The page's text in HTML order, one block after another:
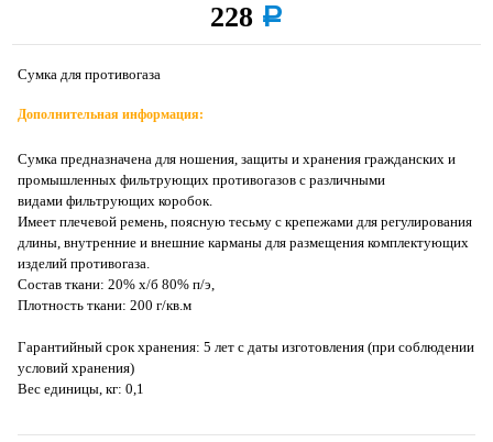
228 a
Сумка для противогаза
Дополнительная информация:
Сумка предназначена для ношения, защиты и хранения гражданских и
промышленных фильтрующих противогазов с различными
видами фильтрующих коробок.
Имеет плечевой ремень, поясную тесьму с крепежами для регулирования
длины, внутренние и внешние карманы для размещения комплектующих
изделий противогаза.
Состав ткани: 20% х/б 80% п/э,
Плотность ткани: 200 г/кв.м
Гарантийный срок хранения: 5 лет с даты изготовления (при соблюдении
условий хранения)
Вес единицы, кг: 0,1